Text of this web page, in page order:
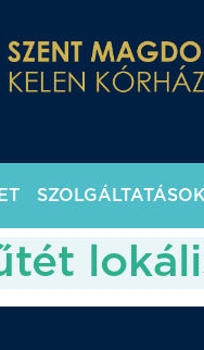
SZOLGÁLTATÁSOK